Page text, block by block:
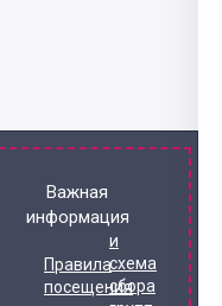
Важная
информация
Правила
посещения
и
схема
сбора